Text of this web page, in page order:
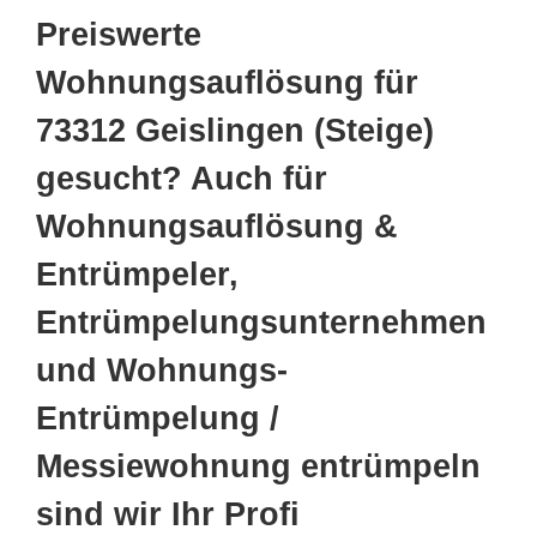
Preiswerte
Wohnungsauflösung für
73312 Geislingen (Steige)
gesucht? Auch für
Wohnungsauflösung &
Entrümpeler,
Entrümpelungsunternehmen
und Wohnungs-
Entrümpelung /
Messiewohnung entrümpeln
sind wir Ihr Profi